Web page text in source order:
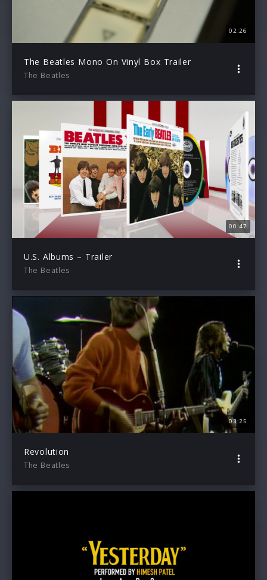
02:26
The Beatles Mono On Vinyl Box Trailer
The Beatles
00:47
U.S. Albums – Trailer
The Beatles
03:25
Revolution
The Beatles